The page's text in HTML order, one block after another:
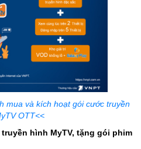
mua và kích hoạt gói cước truyền
OTT<<
hình MyTV, tặng gói phim